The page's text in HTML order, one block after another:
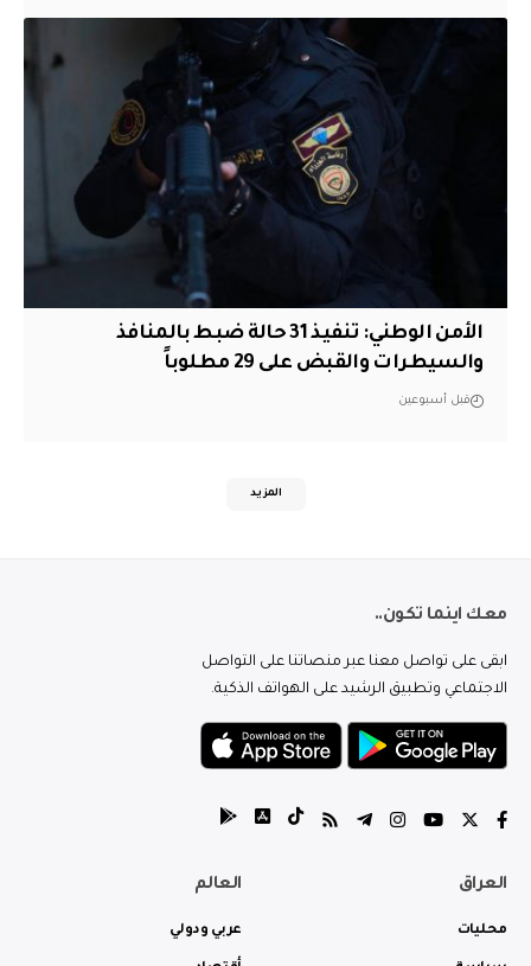
الأمن الوطني: تنفيذ 31 حالة ضبط بالمنافذ
والسيطرات والقبض على 29 مطلوباً
قبل أسبوعين
المزيد
معك اينما تكون..
ابقى على تواصل معنا عبر منصاتنا على التواصل
الاجتماعي وتطبيق الرشيد على الهواتف الذكية.
العراق
محليات
العالم
عربي ودولي